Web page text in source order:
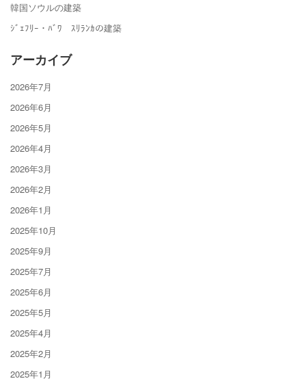
韓国ソウルの建築
ｼﾞｪﾌﾘｰ・ﾊﾞﾜ ｽﾘﾗﾝｶの建築
アーカイブ
2026年7月
2026年6月
2026年5月
2026年4月
2026年3月
2026年2月
2026年1月
2025年10月
2025年9月
2025年7月
2025年6月
2025年5月
2025年4月
2025年2月
2025年1月